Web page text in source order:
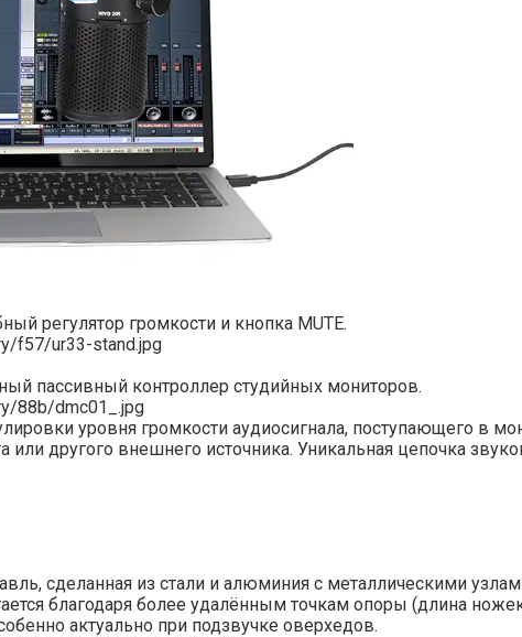
регулятор громкости и кнопка MUTE.
пассивный контроллер студийных мониторов.
уровня громкости аудиосигнала, поступающего в
другого внешнего источника. Уникальная цепочка
сделанная из стали и алюминия с металлическими
благодаря более удалённым точкам опоры (длина
актуально при подзвучке оверхедов.